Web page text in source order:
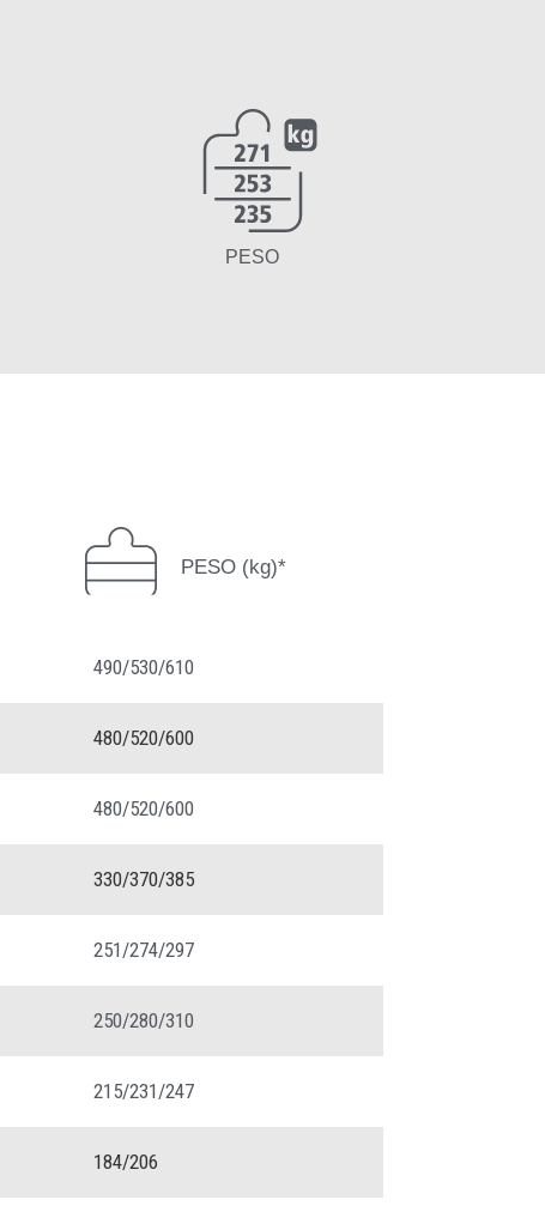
PESO
PESO (kg)*
490/530/610
480/520/600
480/520/600
330/370/385
251/274/297
250/280/310
215/231/247
184/206